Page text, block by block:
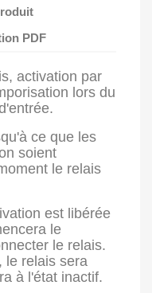
PDF
activation par
lors du
ce que les
soient
le relais
est libérée
le
le relais.
le relais sera
à l'état inactif.